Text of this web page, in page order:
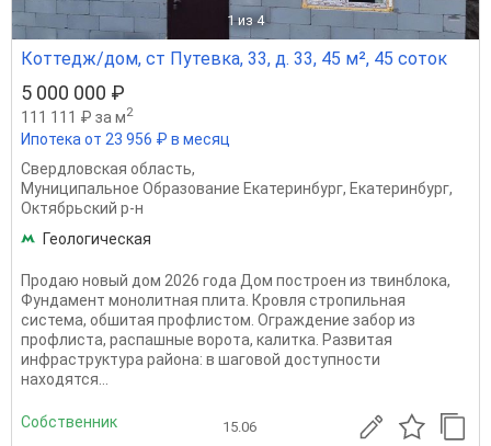
1 из 4
Коттедж/дом, ст Путевка, 33, д. 33, 45 м², 45 соток
5 000 000 ₽
111 111 ₽ за м2
Ипотека от 23 956 ₽ в месяц
Свердловская область,
Муниципальное Образование Екатеринбург, Екатеринбург,
Октябрьский р-н
Геологическая
Продаю новый дом 2026 года Дом построен из твинблока,
Фундамент монолитная плита. Кровля стропильная
система, обшитая профлистом. Ограждение забор из
профлиста, распашные ворота, калитка. Развитая
инфраструктура района: в шаговой доступности
находятся...
Собственник 15.06